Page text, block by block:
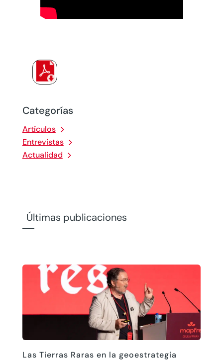
Categorías
Artículos
Entrevistas
Actualidad
Últimas publicaciones
Las Tierras Raras en la geoestrategia